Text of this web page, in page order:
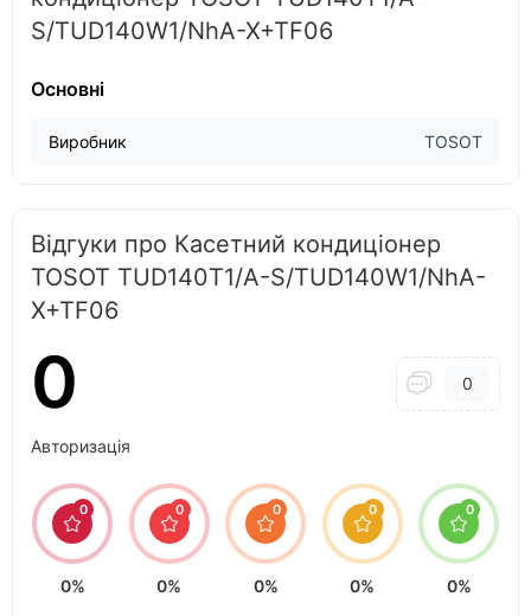
S/TUD140W1/NhA-X+TF06
Основні
Виробник TOSOT
Відгуки про Касетний кондиціонер
TOSOT TUD140T1/A-S/TUD140W1/NhA-
X+TF06
0 0
Авторизація
0
0%
0
0%
0
0%
0
0%
0
0%